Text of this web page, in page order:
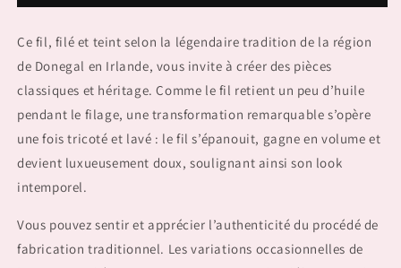
DONEGAL DONEGAL
Ce fil, filé et teint selon la légendaire tradition de la région
de Donegal en Irlande, vous invite à créer des pièces
classiques et héritage. Comme le fil retient un peu d’huile
pendant le filage, une transformation remarquable s’opère
une fois tricoté et lavé : le fil s’épanouit, gagne en volume et
devient luxueusement doux, soulignant ainsi son look
intemporel.
Vous pouvez sentir et apprécier l’authenticité du procédé de
fabrication traditionnel. Les variations occasionnelles de